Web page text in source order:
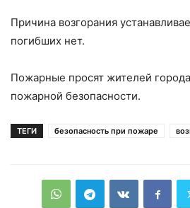
Причина возгорания
погибших нет.
Пожарные просят жителей
пожарной безопасности.
ТЕГИ безопасность при пожаре